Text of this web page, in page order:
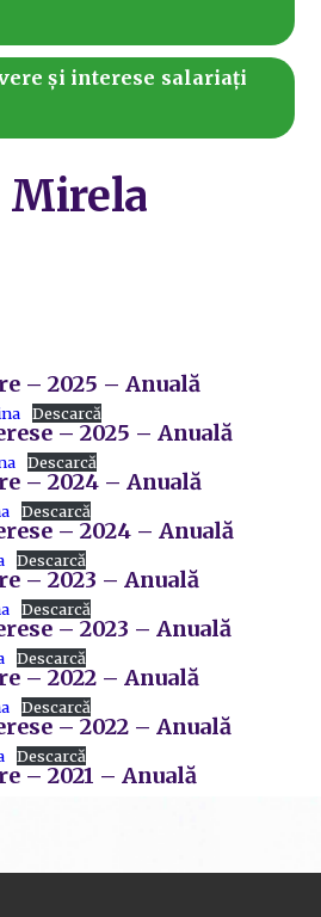
și interese salariați
Mirela
– 2025 – Anuală
Descarcă
– 2025 – Anuală
Descarcă
– 2024 – Anuală
Descarcă
– 2024 – Anuală
Descarcă
– 2023 – Anuală
Descarcă
– 2023 – Anuală
Descarcă
– 2022 – Anuală
Descarcă
– 2022 – Anuală
Descarcă
– 2021 – Anuală